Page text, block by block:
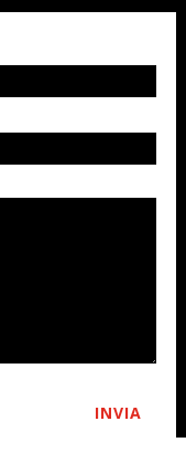
INVIA